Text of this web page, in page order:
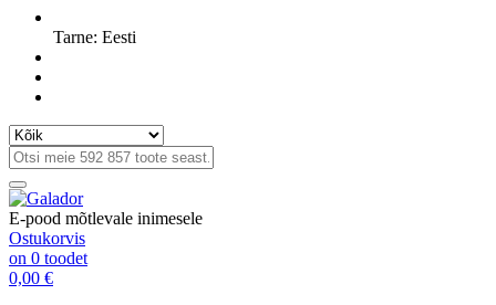
Tarne: Eesti
E-pood mõtlevale inimesele
Ostukorvis
on 0 toodet
0,00 €